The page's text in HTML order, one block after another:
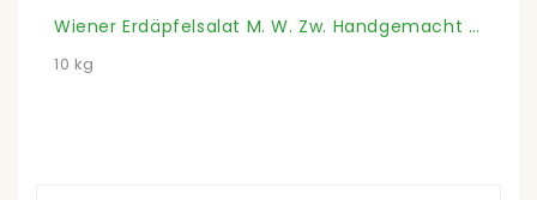
Wiener Erdäpfelsalat M. W. Zw. Handgemacht (Kübel)
10 kg